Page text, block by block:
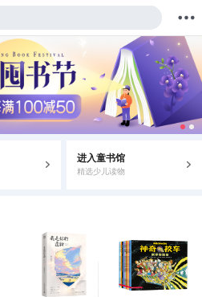
值得买 我的当当
进入童书馆
精选少儿读物